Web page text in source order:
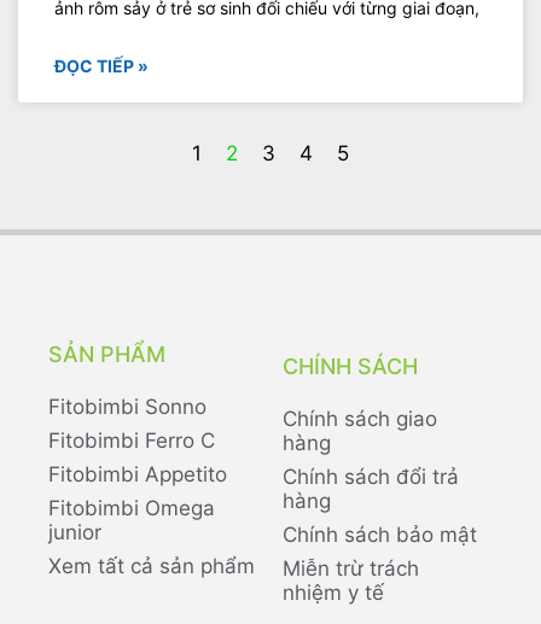
ảnh rôm sảy ở trẻ sơ sinh đối chiếu với từng giai đoạn,
ĐỌC TIẾP »
1 2 3 4 5
SẢN PHẨM
Fitobimbi Sonno
Fitobimbi Ferro C
Fitobimbi Appetito
Fitobimbi Omega
junior
Xem tất cả sản phẩm
CHÍNH SÁCH
Chính sách giao
hàng
Chính sách đổi trả
hàng
Chính sách bảo mật
Miễn trừ trách
nhiệm y tế